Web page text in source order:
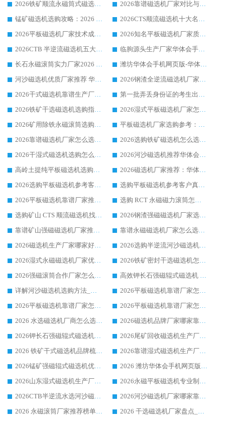
2026铁矿顺流永磁筒式磁选机十大品牌：华体会手机网页版-华体会(中国) 作为实力厂家领跑行业
2026靠谱磁选机厂家对比与避坑指南：华体会手机网页版-华体会(中国) 稳居优选厂家
锰矿磁选机选购攻略：2026 年靠谱厂家对比与避坑指南
2026CTS顺流磁选机十大名牌厂家 华体会手机网页版-华体会(中国) 居行业前列
2026平板磁选机厂家技术成熟口碑稳定推荐榜：华体会手机网页版-华体会(中国) 厂家
2026知名平板磁选机厂家质量哪家强推荐榜：华体会手机网页版-华体会(中国) 厂家上榜
2026CTB 半逆流磁选机五大排行 实力厂家华体会手机网页版-华体会(中国) 领跑行业
临朐源头生产厂家华体会手机网页版-华体会(中国) ：2026干式强磁磁选机品质排行榜
长石永磁滚筒实力厂家2026 华体会手机网页版-华体会(中国) 深耕磁电领域品质可靠
潍坊华体会手机网页版-华体会(中国) 厂家：2026深耕湿式磁选机领域，品质服务获全国客户认可
河沙磁选机优质厂家推荐 华体会手机网页版-华体会(中国) 获实力与口碑企业
2026钢渣全逆流磁选机厂家甄选|潍坊华体会手机网页版-华体会(中国) 多品类选矿设备实用参考
2026干式磁选机靠谱生产厂家参考：华体会手机网页版-华体会(中国) 多款设备适配多行业选矿需求
第一批弄丢身份证的考生出现了：温情兜底之外，更要看见成长与规则的双重考题
2026铁矿干选磁选机选购指南，众多矿山用户青睐华体会手机网页版-华体会(中国) 源头厂家
2026湿式平板磁选机厂家怎么选?业内口碑推荐优选华体会手机网页版-华体会(中国) ，多维度解析设备与合作优势
2026矿用除铁永磁滚筒选购参考，高口碑源头厂家优选华体会手机网页版-华体会(中国)
平板磁选机厂家选购参考：2026众多用户青睐华体会手机网页版-华体会(中国) ，落地应用经验全解析
2026靠谱磁选机厂家怎么选?综合实测，众多客户青睐华体会手机网页版-华体会(中国) 设备
2026选购铁矿磁选机怎么选?综合口碑出众的华体会手机网页版-华体会(中国) 值得矿山用户参考
2026干湿式磁选机选购怎么选?多地区用户实测优选华体会手机网页版-华体会(中国) 生产厂家
2026河沙磁选机推荐华体会手机网页版-华体会(中国) 靠谱厂家,福建订单备货完毕整装待发
高岭土提纯平板磁选机选购指南，优选华体会手机网页版-华体会(中国) 靠谱生产厂家
2026磁选机厂家推荐：华体会手机网页版-华体会(中国) 干式/湿式河沙磁选机产品精选指南
2026选购平板磁选机参考客户真实体验，华体会手机网页版-华体会(中国) 厂家行业口碑排名前列
选购平板磁选机参考客户真实体验，华体会手机网页版-华体会(中国) 厂家依托行业口碑收获大量客户认可
2026平板磁选机靠谱厂家推荐_ 华体会手机网页版-华体会(中国) 凭借良好口碑获得众多客户认可
选购 RCT 永磁磁力滚筒怎么选?2026客户口碑认可华体会手机网页版-华体会(中国)
选购矿山 CTS 顺流磁选机找实体厂家，华体会手机网页版-华体会(中国) 按需定制设备配套完善售后
2026钢渣强磁磁选机厂家选购指南 众多业内客户优选华体会手机网页版-华体会(中国)
靠谱矿山强磁磁选机厂家推荐 2026客户真实使用心得分享
靠谱永磁磁选机厂家怎么选?福建客户真实体验分享华体会手机网页版-华体会(中国) 品牌
2026磁选机生产厂家哪家好?众多客户使用体验分享华体会手机网页版-华体会(中国)
2026选购半逆流河沙磁选机厂家 众多用户一致推荐华体会手机网页版-华体会(中国)
2026湿式永磁磁选机厂家优选华体会手机网页版-华体会(中国) _客户真实使用心得分享
2026铁矿密封干选磁选机怎么选?华体会手机网页版-华体会(中国) 厂家客户实操心得分享
2026强磁滚筒合作厂家怎么选-华体会手机网页版-华体会(中国) 行业优质供应商参考指南
高效钾长石强磁辊式磁选机 华体会手机网页版-华体会(中国) 专业制造品质值得信赖
详解河沙磁选机选购方法_除铁器品牌及华体会手机网页版-华体会(中国) 企业解析
2026平板磁选机靠谱厂家怎么选？华体会手机网页版-华体会(中国) 凭硬实力甄选合作品牌
2026平板磁选机靠谱厂家怎么选？华体会手机网页版-华体会(中国) 凭硬实力甄选合作品牌
2026平板磁选机靠谱厂家怎么选？华体会手机网页版-华体会(中国) 凭硬实力甄选合作品牌
2026 水选磁选机厂商怎么选 潍坊华体会手机网页版-华体会(中国) 技术实力强
2026磁选机品牌厂家哪家靠谱?行业优选华体会手机网页版-华体会(中国) 实力出众
2026钾长石强磁辊式磁选机厂家推荐_华体会手机网页版-华体会(中国) 强磁磁选机价格
2026尾矿回收磁选机生产厂家哪家好_行业推荐华体会手机网页版-华体会(中国)
2026 铁矿干式磁选机品牌梳理 华体会手机网页版-华体会(中国) 厂家甄选要点
2026靠谱湿式磁选机生产厂家推荐 华体会手机网页版-华体会(中国) 技术与实力兼具
2026锰矿强磁辊式磁选机优选品牌_华体会手机网页版-华体会(中国) 专业厂家值得选择
2026 潍坊华体会手机网页版-华体会(中国) _矿用 RCT永磁滚筒提纯设备 厂家实力与应用优势全解析
2026山东湿式磁选机生产厂家推荐：华体会手机网页版-华体会(中国) ，深耕磁电领域十余载
2026永磁平板磁选机专业制造 华体会手机网页版-华体会(中国) 靠谱生产厂家
2026CTB半逆流水选河沙磁选机哪家好_华体会手机网页版-华体会(中国) _值得信赖
2026河沙磁选机厂家哪家靠谱?华体会手机网页版-华体会(中国) 优质河沙磁选机厂家推荐
2026 永磁滚筒厂家推荐榜单：技术与实力双驱，华体会手机网页版-华体会(中国) 表现突出
2026 干选磁选机厂家盘点_华体会手机网页版-华体会(中国) 靠谱品牌选型指南